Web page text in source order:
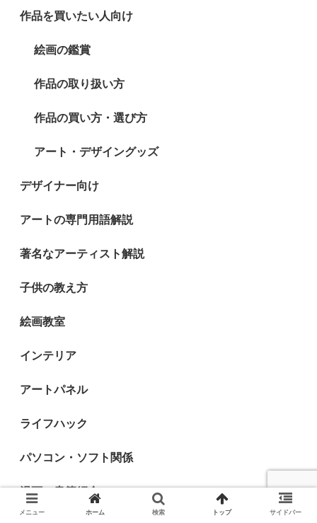
作品を買いたい人向け
絵画の鑑賞
作品の取り扱い方
作品の買い方・選び方
アート・デザイングッズ
デザイナー向け
アートの専門用語解説
著名なアーティスト解説
子供の教え方
絵画教室
インテリア
アートパネル
ライフハック
パソコン・ソフト関係
漫画・書籍紹介
メニュー ホーム 検索 トップ サイドバー